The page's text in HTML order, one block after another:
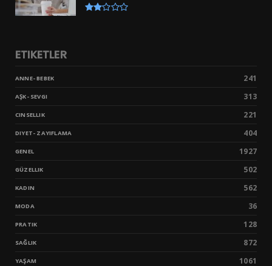
ETIKETLER
ANNE- BEBEK 241
AŞK- SEVGI 313
CINSELLIK 221
DIYET- ZAYIFLAMA 404
GENEL 1927
GÜZELLIK 502
KADIN 562
MODA 36
PRATIK 128
SAĞLIK 872
YAŞAM 1061